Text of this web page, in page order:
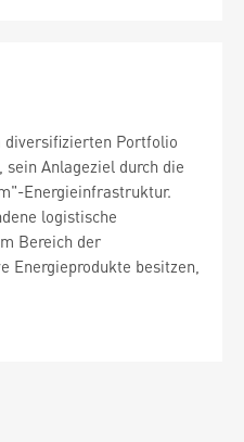
diversifizierten Portfolio
Anlageziel durch die
Energieinfrastruktur.
logistische
Bereich der
Energieprodukte besitzen,